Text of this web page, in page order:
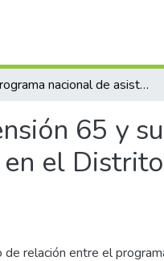
Programa nacional de asistencia solidaria pensión 65 y su incidencia en la seguridad alimentaria de los beneficiarios en el Distrito de Asillo, año 2024
65 y
el
relación entre el